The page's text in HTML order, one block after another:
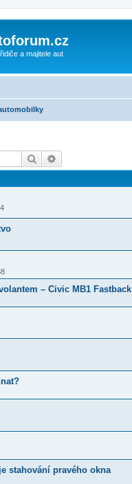
a majitele aut
Hledat
– Civic MB1 Fastback
stahování pravého okna